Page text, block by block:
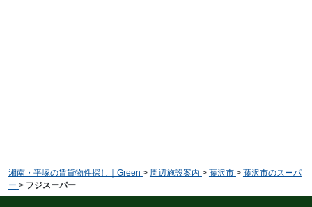
湘南・平塚の賃貸物件探し｜Green > 周辺施設案内 > 藤沢市 > 藤沢市のスーパ
ー > フジスーパー